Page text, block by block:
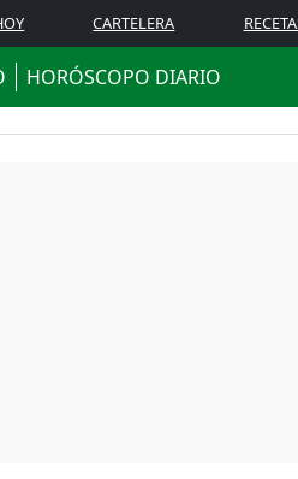
CARTELERA
HORÓSCOPO DIARIO